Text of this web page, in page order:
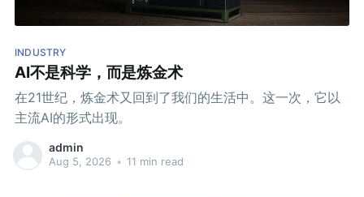
INDUSTRY
AI不是科学，而是炼金术
在21世纪，炼金术又回到了我们的生活中。这一次，它以
主流AI的形式出现。
admin
Aug 5, 2026 • 11 min read